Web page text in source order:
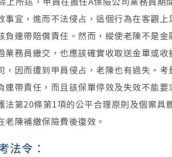
事宜，進而不法侵占，這個行為在客觀
負連帶賠償責任。然而，縱使老陳不是
業務員繳交，也應該確實收取送金單或
，因而遭到甲員侵占，老陳也有過失。
連帶責任，而且該保單停效及失效不能
法第20條第1項的公平合理原則及個案具
老陳補繳保險費後復效。
法令：